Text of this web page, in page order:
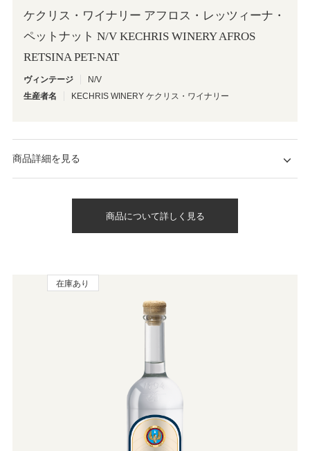
ケクリス・ワイナリー アフロス・レッツィーナ・
ペットナット N/V KECHRIS WINERY AFROS
RETSINA PET-NAT
ヴィンテージ
N/V
生産者名
KECHRIS WINERY ケクリス・ワイナリー
商品詳細を見る
商品について詳しく見る
在庫あり